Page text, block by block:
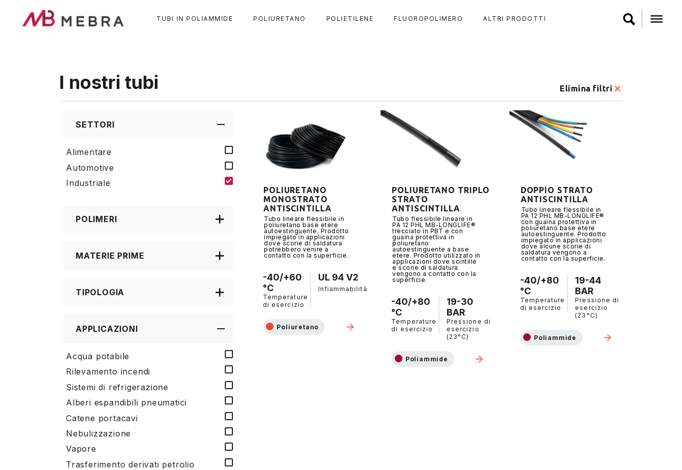
TUBI IN POLIAMMIDE POLIURETANO POLIETILENE FLUOROPOLIMERO ALTRI PRODOTTI
I nostri tubi Elimina filtri
SETTORI
Alimentare
Automotive
Industriale
POLIMERI
MATERIE PRIME
TIPOLOGIA
APPLICAZIONI
Acqua potabile
Rilevamento incendi
Sistemi di refrigerazione
Alberi espandibili pneumatici
Catene portacavi
Nebulizzazione
Vapore
Trasferimento derivati petrolio
POLIURETANO
MONOSTRATO
ANTISCINTILLA
Tubo lineare flessibile in
poliuretano base etere
autoestinguente. Prodotto
impiegato in applicazioni
dove scorie di saldatura
potrebbero venire a
contatto con la superficie.
-40/+60
°C
Temperature
di esercizio
UL 94 V2
Infiammabilità
Poliuretano
POLIURETANO TRIPLO
STRATO
ANTISCINTILLA
Tubo flessibile lineare in
PA 12 PHL MB-LONGLIFE®
trecciato in PBT e con
guaina protettiva in
poliuretano
autoestinguente a base
etere. Prodotto utilizzato in
applicazioni dove scintille
e scorie di saldatura
vengono a contatto con la
superficie.
-40/+80
°C
Temperature
di esercizio
19-30
BAR
Pressione di
esercizio
(23°C)
Poliammide
DOPPIO STRATO
ANTISCINTILLA
Tubo lineare flessibile in
PA 12 PHL MB-LONGLIFE®
con guaina protettiva in
poliuretano base etere
autoestinguente. Prodotto
impiegato in applicazioni
dove alcune scorie di
saldatura vengono a
contatto con la superficie.
-40/+80
°C
Temperature
di esercizio
19-44
BAR
Pressione di
esercizio
(23°C)
Poliammide